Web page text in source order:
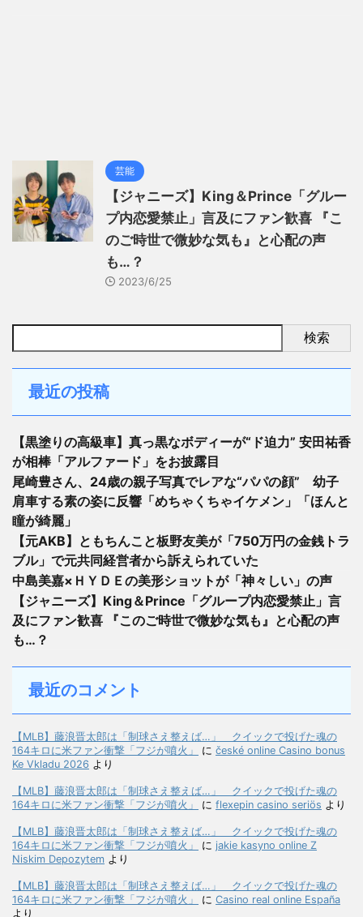
芸能
【ジャニーズ】King＆Prince「グルー
プ内恋愛禁止」言及にファン歓喜 『こ
のご時世で微妙な気も』と心配の声
も…？
2023/6/25
検索
最近の投稿
【黒塗りの高級車】真っ黒なボディーが“ド迫力” 安田祐香
が相棒「アルファード」をお披露目
尾崎豊さん、24歳の親子写真でレアな“パパの顔” 幼子
肩車する素の姿に反響「めちゃくちゃイケメン」「ほんと
瞳が綺麗」
【元AKB】ともちんこと板野友美が「750万円の金銭トラ
ブル」で元共同経営者から訴えられていた
中島美嘉×ＨＹＤＥの美形ショットが「神々しい」の声
【ジャニーズ】King＆Prince「グループ内恋愛禁止」言
及にファン歓喜 『このご時世で微妙な気も』と心配の声
も…？
最近のコメント
【MLB】藤浪晋太郎は「制球さえ整えば…」 クイックで投げた魂の
164キロに米ファン衝撃「フジが噴火」
に české online Casino bonus
Ke Vkladu 2026 より
【MLB】藤浪晋太郎は「制球さえ整えば…」 クイックで投げた魂の
164キロに米ファン衝撃「フジが噴火」
に flexepin casino seriös より
【MLB】藤浪晋太郎は「制球さえ整えば…」 クイックで投げた魂の
164キロに米ファン衝撃「フジが噴火」
に jakie kasyno online Z
Niskim Depozytem より
【MLB】藤浪晋太郎は「制球さえ整えば…」 クイックで投げた魂の
164キロに米ファン衝撃「フジが噴火」
に Casino real online España
より